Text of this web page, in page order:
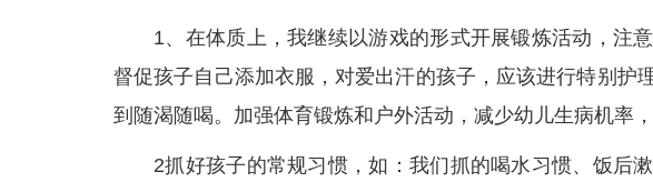
1、在体质上，我继续以游戏的形式开展锻炼活动，注
督促孩子自己添加衣服，对爱出汗的孩子，应该进行特别护
到随渴随喝。加强体育锻炼和户外活动，减少幼儿生病机率
2抓好孩子的常规习惯，如：我们抓的喝水习惯、饭后